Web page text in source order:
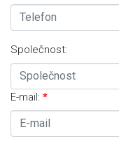
Společnost:
E-mail: